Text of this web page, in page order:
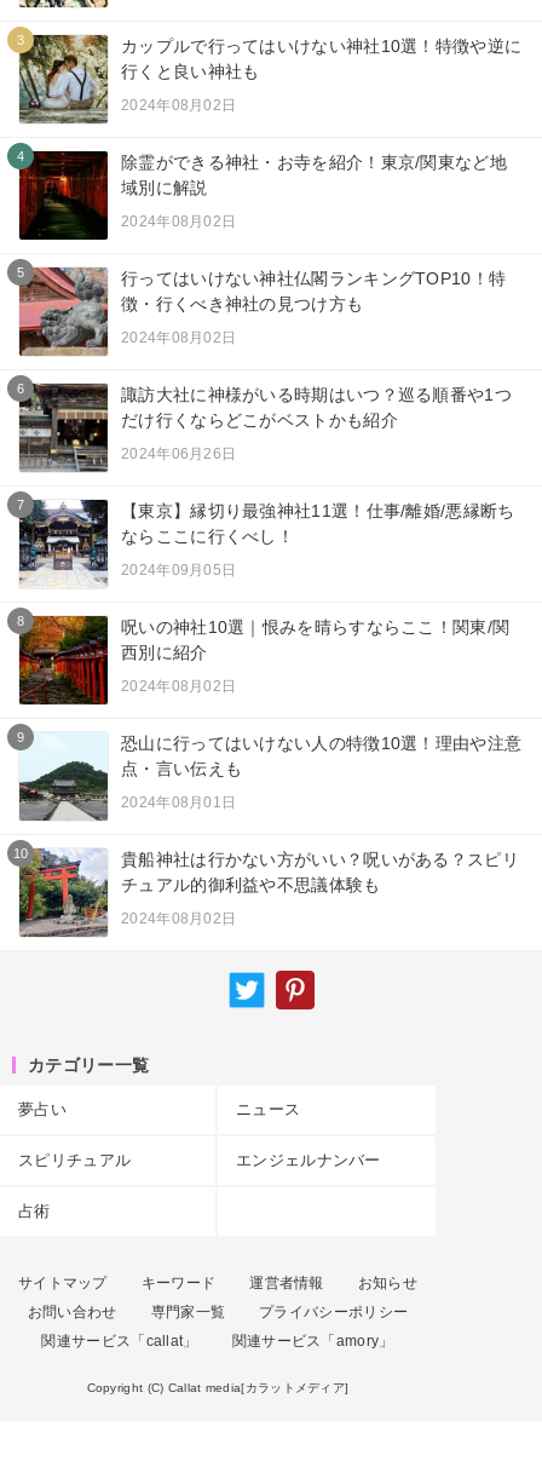
3
カップルで行ってはいけない神社10選！特徴や逆に
行くと良い神社も
2024年08月02日
4
除霊ができる神社・お寺を紹介！東京/関東など地
域別に解説
2024年08月02日
5
行ってはいけない神社仏閣ランキングTOP10！特
徴・行くべき神社の見つけ方も
2024年08月02日
6
諏訪大社に神様がいる時期はいつ？巡る順番や1つ
だけ行くならどこがベストかも紹介
2024年06月26日
7
【東京】縁切り最強神社11選！仕事/離婚/悪縁断ち
ならここに行くべし！
2024年09月05日
8
呪いの神社10選｜恨みを晴らすならここ！関東/関
西別に紹介
2024年08月02日
9
恐山に行ってはいけない人の特徴10選！理由や注意
点・言い伝えも
2024年08月01日
10
貴船神社は行かない方がいい？呪いがある？スピリ
チュアル的御利益や不思議体験も
2024年08月02日
カテゴリー一覧
夢占い ニュース
スピリチュアル エンジェルナンバー
占術
サイトマップ キーワード 運営者情報
お知らせ
お問い合わせ
専門家一覧
プライバシーポリシー
関連サービス「callat」
関連サービス「amory」
Copyright (C) Callat media[カラットメディア]